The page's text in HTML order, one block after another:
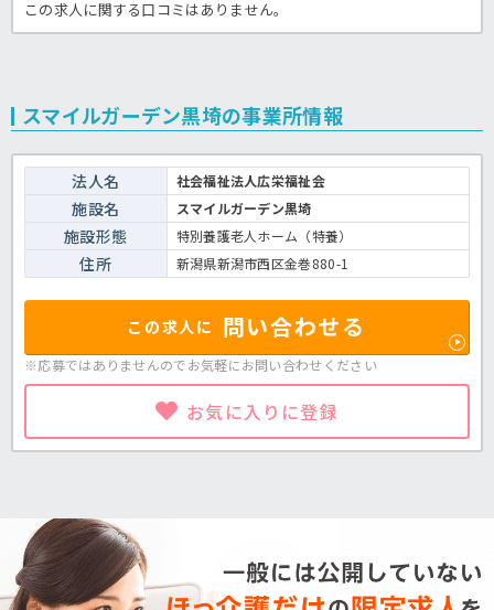
この求人に関する口コミはありません。
スマイルガーデン黒埼の事業所情報
法人名 社会福祉法人広栄福祉会
施設名 スマイルガーデン黒埼
施設形態 特別養護老人ホーム（特養）
住所 新潟県新潟市西区金巻880-1
この求人に 問い合わせる
※応募ではありませんのでお気軽にお問い合わせください
お気に入りに登録